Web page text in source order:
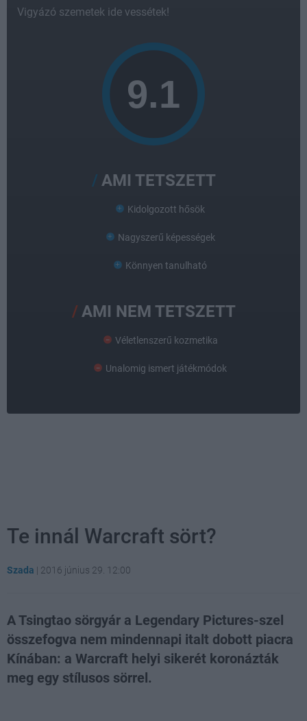
Vigyázó szemetek ide vessétek!
AMI TETSZETT
Kidolgozott hősök
Nagyszerű képességek
Könnyen tanulható
AMI NEM TETSZETT
Véletlenszerű kozmetika
Unalomig ismert játékmódok
Te innál Warcraft sört?
Szada | 2016 június 29. 12:00
A Tsingtao sörgyár a Legendary Pictures-szel
összefogva nem mindennapi italt dobott piacra
Kínában: a Warcraft helyi sikerét koronázták
meg egy stílusos sörrel.